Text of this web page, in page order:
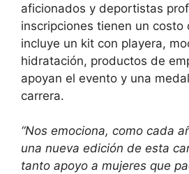
aficionados y deportistas
inscripciones tienen un costo
incluye un kit con playera,
hidratación, productos de
apoyan el evento y una
carrera.
“Nos emociona, como cada
una nueva edición de esta
tanto apoyo a mujeres que